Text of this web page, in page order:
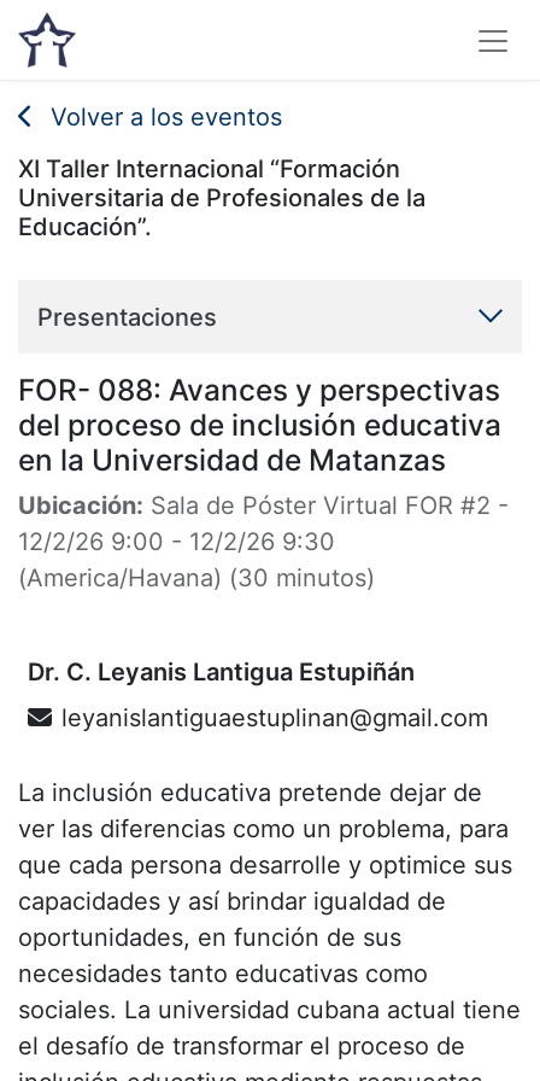
Volver a los eventos
XI Taller Internacional “Formación
Universitaria de Profesionales de la
Educación”.
Presentaciones
FOR- 088: Avances y perspectivas
del proceso de inclusión educativa
en la Universidad de Matanzas
Ubicación: Sala de Póster Virtual FOR #2 -
12/2/26 9:00 - 12/2/26 9:30
(America/Havana) (30 minutos)
Dr. C. Leyanis Lantigua Estupiñán
leyanislantiguaestuplinan@gmail.com
La inclusión educativa pretende dejar de
ver las diferencias como un problema, para
que cada persona desarrolle y optimice sus
capacidades y así brindar igualdad de
oportunidades, en función de sus
necesidades tanto educativas como
sociales. La universidad cubana actual tiene
el desafío de transformar el proceso de